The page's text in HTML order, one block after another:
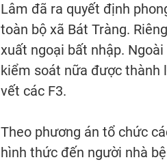
Lâm đã ra quyết định
toàn bộ xã Bát Tràng.
xuất ngoại bất nhập.
kiểm soát nữa được thành
vết các F3.
Theo phương án tổ chức
hình thức đến người nhà